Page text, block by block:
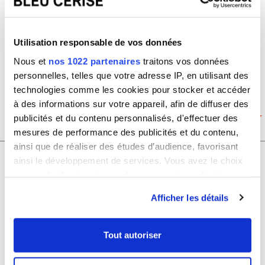
Utilisation responsable de vos données
Nous et nos 1022 partenaires traitons vos données
personnelles, telles que votre adresse IP, en utilisant des
technologies comme les cookies pour stocker et accéder
à des informations sur votre appareil, afin de diffuser des
publicités et du contenu personnalisés, d'effectuer des
mesures de performance des publicités et du contenu,
ainsi que de réaliser des études d’audience, favorisant
ainsi le développement de services. Vous avez le choix
tout moment en consultant la Déclaration relative aux
cookies ou en cliquant sur l'icône de confidentialité.
Collecter des informations sur votre localisation
Afficher les détails
Tout autoriser
Gerys 16''
Prix de vente conseillé
90.00€
Prix de vente
Bleu Cerise
63.00€
Sac à dos scolaire double
Prix de vente conseillé
92.00€
Prix de vente
65.00€